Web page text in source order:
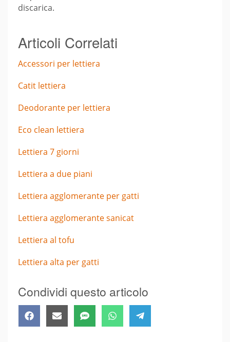
discarica.
Articoli Correlati
Accessori per lettiera
Catit lettiera
Deodorante per lettiera
Eco clean lettiera
Lettiera 7 giorni
Lettiera a due piani
Lettiera agglomerante per gatti
Lettiera agglomerante sanicat
Lettiera al tofu
Lettiera alta per gatti
Condividi questo articolo
Share
on
FacebookShare
on
Email Share
on
SMS Share
on
WhatsAppShare
on